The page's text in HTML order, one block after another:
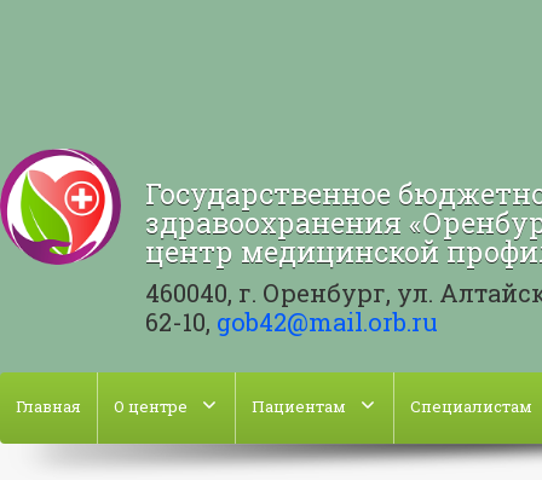
Государственное
здравоохранения
центр медицинской
460040, г. Оренбург, ул.
62-10, gob42@mail.orb.ru
Главная О центре Пациентам Специалистам